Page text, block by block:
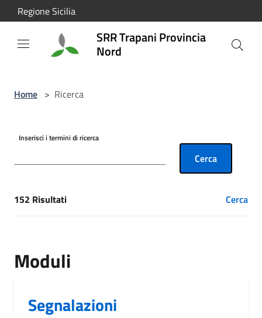
Salta al contenuto principale
Regione Sicilia
SRR Trapani Provincia
Nord
Home > Ricerca
Inserisci i termini di ricerca
Cerca
[results] Risultati
152 Risultati Cerca
Moduli
Segnalazioni